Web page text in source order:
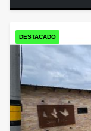
DESTACADO